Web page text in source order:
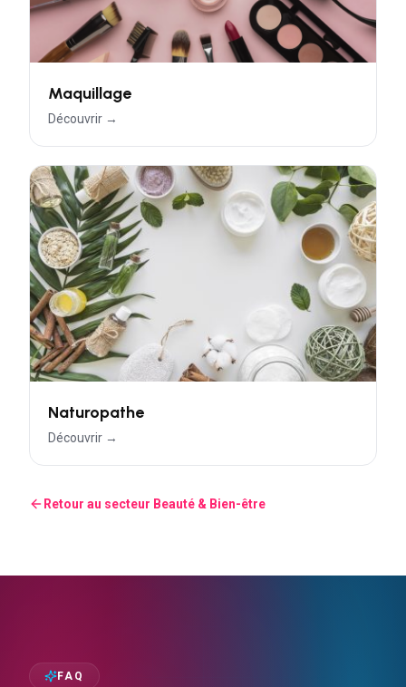
Maquillage
Découvrir →
Naturopathe
Découvrir →
Retour au secteur Beauté & Bien-être
FAQ